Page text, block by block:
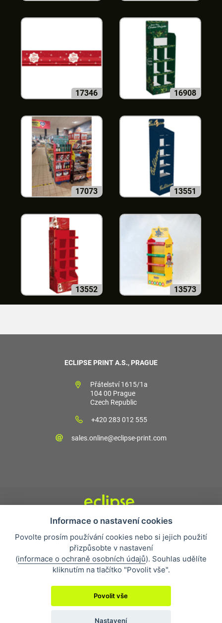
17346 16908
17073 13551
13552 13573
ECLIPSE PRINT A.S., PRAGUE
Přátelství 1615/1a
104 00 Prague
Czech Republic
+420 283 012 555
sales.online@eclipse-print.com
Obchodní podmínky
Nejčastější otázky
Ochrana osobních údajů
O společnosti
Whistleblowing
Informace o nastavení cookies
Povolte prosím používání cookies nebo si jejich použití
přizpůsobte v nastavení
(informace o ochraně osobních údajů). Souhlas udělíte
kliknutím na tlačítko "Povolit vše".
Povolit vše
Nastavení